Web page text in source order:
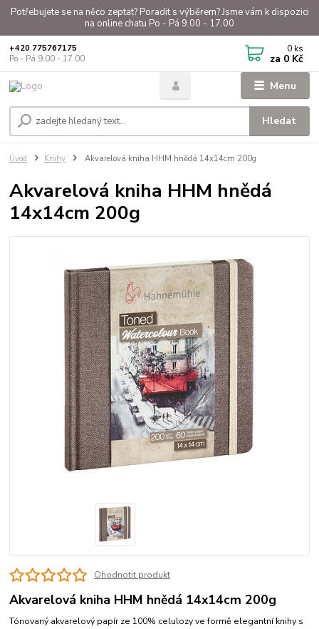
Potřebujete se na něco zeptat? Poradit s výběrem? Jsme vám k dispozici
na online chatu Po - Pá 9.00 - 17.00
Menu
Hledat
+420 775767175
Po - Pá 9.00 - 17.00
0 ks
za 0 Kč
Úvod Knihy Akvarelová kniha HHM hnědá 14x14cm 200g
Akvarelová kniha HHM hnědá
14x14cm 200g
Ohodnotit produkt
Akvarelová kniha HHM hnědá 14x14cm 200g
Tónovaný akvarelový papír ze 100% celulozy ve formě elegantní knihy s